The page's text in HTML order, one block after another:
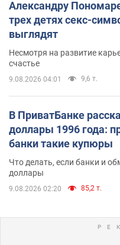
Александру
трех детях секс-
выглядят
Несмотря на развитие
счастье
9.08.2026 04:01 9,6 т.
В ПриватБанке
доллары 1996 года:
банки такие купюры
Что делать, если банки и
доллары
9.08.2026 02:20 85,2 т.